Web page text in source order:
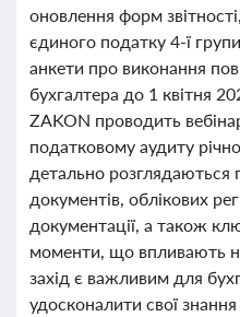
оновлення форм
єдиного податку 4-ї
анкети про виконання
бухгалтера до 1 квітня
ZAKON проводить
податковому аудиту
детально розглядаються
документів, облікових
документації, а також
моменти, що впливають
захід є важливим для
удосконалити свої